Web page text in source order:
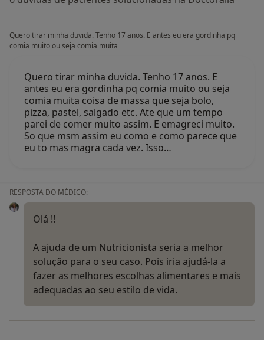
Quero tirar minha duvida. Tenho 17 anos. E antes eu era gordinha pq
comia muito ou seja comia muita
Quero tirar minha duvida. Tenho 17 anos. E
antes eu era gordinha pq comia muito ou seja
comia muita coisa de massa que seja bolo,
pizza, pastel, salgado etc. Ate que um tempo
parei de comer muito assim. E emagreci muito.
So que msm assim eu como e como parece que
eu to mas magra cada vez. Isso…
RESPOSTA DO MÉDICO:
Olá !!
A ajuda de um Nutricionista seria a melhor
solução para o seu caso. Pois iria ajudá-la a
fazer as melhores escolhas alimentares e mais
adequadas ao seu estilo de vida.